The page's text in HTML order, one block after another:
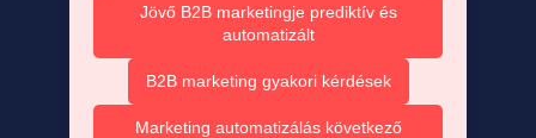
Jövő B2B marketingje prediktív és
automatizált
B2B marketing gyakori kérdések
Marketing automatizálás következő